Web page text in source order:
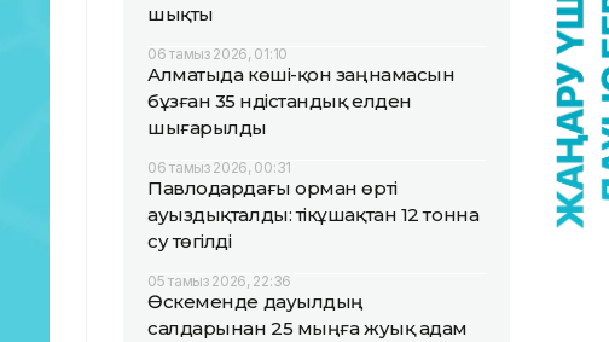
шықты
06 тамыз 2026, 01:10
Алматыда көші-қон заңнамасын
бұзған 35 үндістандық елден
шығарылды
06 тамыз 2026, 00:31
Павлодардағы орман өрті
ауыздықталды: тікұшақтан 12 тонна
су төгілді
05 тамыз 2026, 22:36
Өскеменде дауылдың
салдарынан 25 мыңға жуық адам